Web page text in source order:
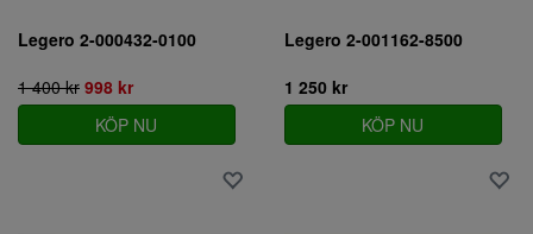
Legero 2-000432-0100
1 400 kr 998 kr
KÖP NU
Legero 2-001162-8500
1 250 kr
KÖP NU